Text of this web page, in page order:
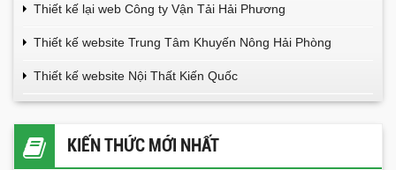
Thiết kế lại web Công ty Vận Tải Hải Phương
Thiết kế website Trung Tâm Khuyến Nông Hải Phòng
Thiết kế website Nội Thất Kiến Quốc
KIẾN THỨC MỚI NHẤT